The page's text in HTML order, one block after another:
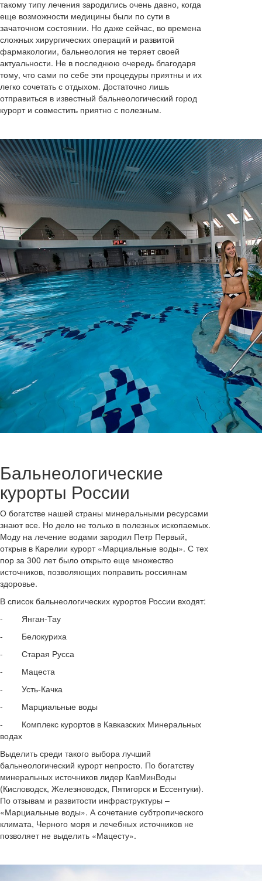
такому типу лечения зародились очень давно, когда
еще возможности медицины были по сути в
зачаточном состоянии. Но даже сейчас, во времена
сложных хирургических операций и развитой
фармакологии, бальнеология не теряет своей
актуальности. Не в последнюю очередь благодаря
тому, что сами по себе эти процедуры приятны и их
легко сочетать с отдыхом. Достаточно лишь
отправиться в известный бальнеологический город
курорт и совместить приятно с полезным.
Бальнеологические
курорты России
О богатстве нашей страны минеральными ресурсами
знают все. Но дело не только в полезных ископаемых.
Моду на лечение водами зародил Петр Первый,
открыв в Карелии курорт «Марциальные воды». С тех
пор за 300 лет было открыто еще множество
источников, позволяющих поправить россиянам
здоровье.
В список бальнеологических курортов России входят:
- Янган-Тау
- Белокуриха
- Старая Русса
- Мацеста
- Усть-Качка
- Марциальные воды
- Комплекс курортов в Кавказских Минеральных
водах
Выделить среди такого выбора лучший
бальнеологический курорт непросто. По богатству
минеральных источников лидер КавМинВоды
(Кисловодск, Железноводск, Пятигорск и Ессентуки).
По отзывам и развитости инфраструктуры –
«Марциальные воды». А сочетание субтропического
климата, Черного моря и лечебных источников не
позволяет не выделить «Мацесту».